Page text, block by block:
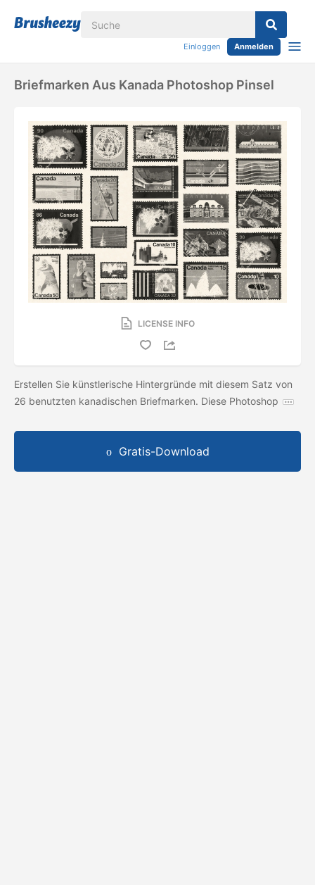
Einloggen Anmelden
Briefmarken Aus Kanada Photoshop Pinsel
LICENSE INFO
Erstellen Sie künstlerische Hintergründe mit diesem Satz von
26 benutzten kanadischen Briefmarken. Diese Photoshop
Gratis-Download